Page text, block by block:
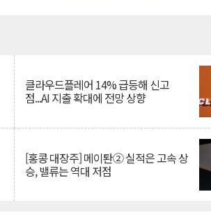
클라우드플레어 14% 급등해 신고
점...AI 지출 확대에 전망 상향
[홍콩 대장주] 메이퇀② 실적은 고속 상
승, 밸류는 역대 저점